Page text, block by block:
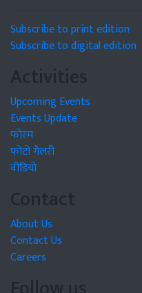
Subscribe to print edition
Subscribe to digital edition
Activities
Upcoming Events
Events Update
फोरम
फोटो गैलरी
वीडियो
Contact
About Us
Contact Us
Careers